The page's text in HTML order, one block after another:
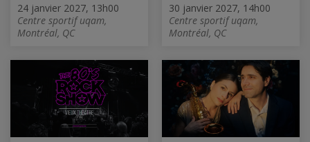
24 janvier 2027, 13h00
Centre sportif uqam,
Montréal, QC
30 janvier 2027, 14h00
Centre sportif uqam,
Montréal, QC